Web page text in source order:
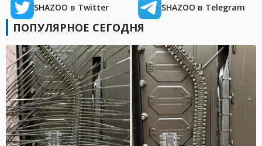
SHAZOO в Twitter SHAZOO в Telegram
ПОПУЛЯРНОЕ СЕГОДНЯ